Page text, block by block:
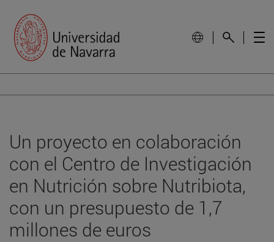
Un proyecto en colaboración
con el Centro de Investigación
en Nutrición sobre Nutribiota,
con un presupuesto de 1,7
millones de euros